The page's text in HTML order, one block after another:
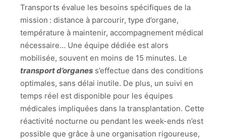
Transports évalue les besoins spécifiques de la
mission : distance à parcourir, type d’organe,
température à maintenir, accompagnement médical
nécessaire… Une équipe dédiée est alors
mobilisée, souvent en moins de 15 minutes. Le
transport d’organes s’effectue dans des conditions
optimales, sans délai inutile. De plus, un suivi en
temps réel est disponible pour les équipes
médicales impliquées dans la transplantation. Cette
réactivité nocturne ou pendant les week-ends n’est
possible que grâce à une organisation rigoureuse,